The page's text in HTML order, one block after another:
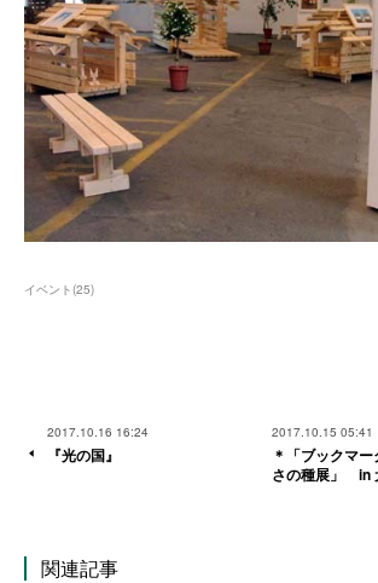
イベント(25)
2017.10.16 16:24
『光の国』
2017.10.15 05:41
＊「ブックマ
さの種展」 in
関連記事